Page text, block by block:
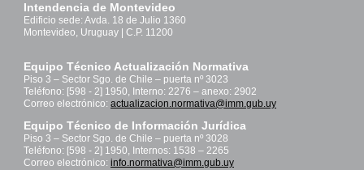
Intendencia de Montevideo
Edificio sede: Avda. 18 de Julio 1360
Montevideo, Uruguay | C.P. 11200
Equipo Técnico Actualización Normativa
Piso 3 – Sector Sgo. de Chile – puerta nº 3023
Teléfono: [598 - 2] 1950, Interno: 2276 – anexo: 2902
Correo electrónico: actualizacion.normativa@imm.gub.uy
Equipo Técnico de Información Jurídica
Piso 3 – Sector Sgo. de Chile – puerta nº 3028
Teléfono: [598 - 2] 1950, Internos: 1538 – 2265
Correo electrónico: info.normativa@imm.gub.uy